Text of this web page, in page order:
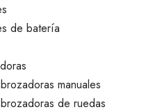
de batería
manuales
de ruedas